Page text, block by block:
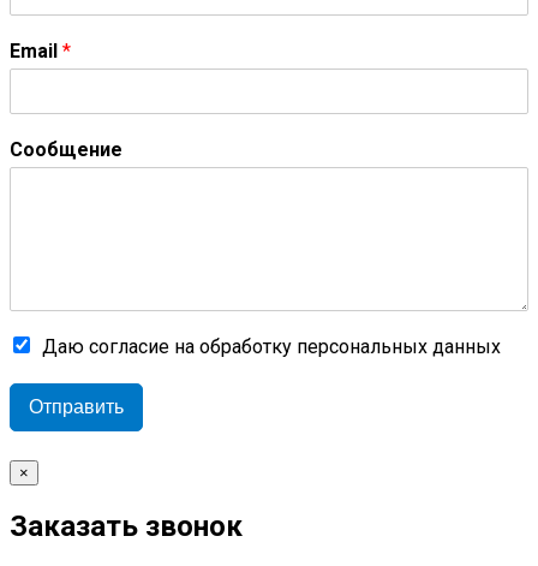
Email *
Сообщение
Даю согласие на обработку персональных данных
Отправить
×
Заказать звонок